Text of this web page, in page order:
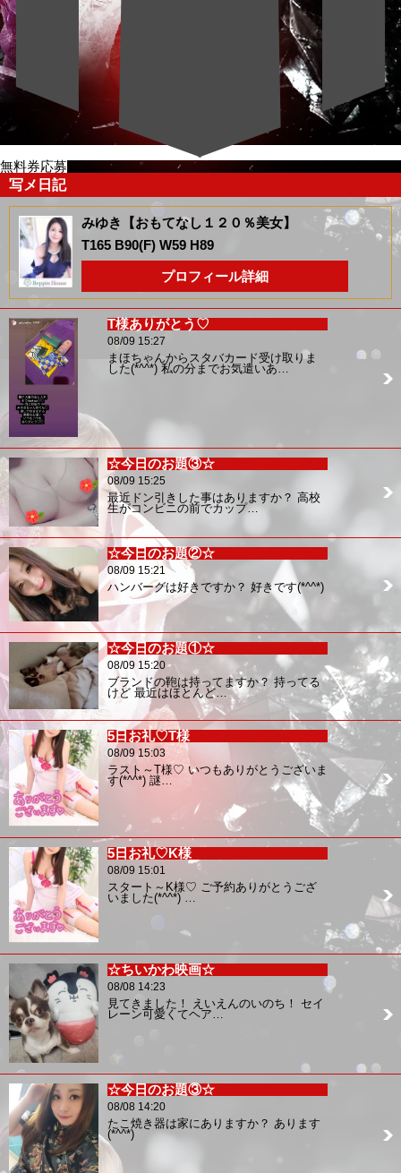
無料券応募
写メ日記
みゆき【おもてなし１２０％美女】
T165 B90(F) W59 H89
プロフィール詳細
T様ありがとう♡
08/09 15:27
まほちゃんからスタバカード受け取りま
した(*^^*) 私の分までお気遣いあ…
☆今日のお題③☆
08/09 15:25
最近ドン引きした事はありますか？ 高校
生がコンビニの前でカップ…
☆今日のお題②☆
08/09 15:21
ハンバーグは好きですか？ 好きです(*^^*)
☆今日のお題①☆
08/09 15:20
ブランドの鞄は持ってますか？ 持ってる
けど 最近はほとんど…
5日お礼♡T様
08/09 15:03
ラスト～T様♡ いつもありがとうございま
す(*^^*) 謎…
5日お礼♡K様
08/09 15:01
スタート～K様♡ ご予約ありがとうござ
いました(*^^*) …
☆ちいかわ映画☆
08/08 14:23
見てきました！ えいえんのいのち！ セイ
レーン可愛くてヘア…
☆今日のお題③☆
08/08 14:20
たこ焼き器は家にありますか？ あります
(*^^*)